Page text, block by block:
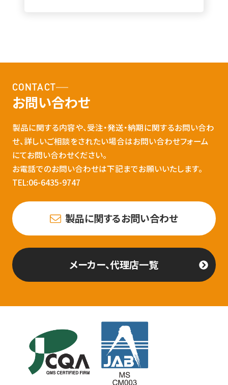
CONTACT
お問い合わせ
製品に関する内容や、受注・発送・納期に関するお問い合わ
せ、詳しいご相談をされたい場合はお問い合わせフォーム
にてお問い合わせください。
お電話でのお問い合わせは下記までお願いいたします。
TEL:06-6435-9747
製品に関するお問い合わせ
メーカー、代理店一覧